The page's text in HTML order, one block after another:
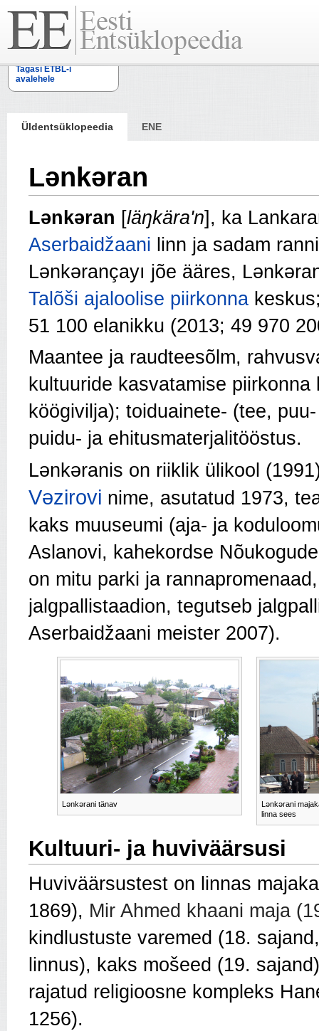
Tagasi ETBL-i
avalehele
Üldentsüklopeedia ENE
Lənkəran
Lənkəran [läŋkära'n], ka
Aserbaidžaani linn ja sadam
Lənkərançayı jõe ääres,
Talõši ajaloolise piirkonna
51 100 elanikku (2013; 49 970
Maantee ja raudteesõlm,
kultuuride kasvatamise
köögivilja); toiduainete- (tee,
puidu- ja ehitusmaterjalitööstus.
Lənkəranis on riiklik ü likool
Vəzirovi nime, asutatud 1973,
kaks muuseumi (aja- ja
Aslanovi, kahekordse
on mitu parki ja
jalgpallistaadion, tegutseb
Aserbaidžaani meister 2007).
Lənkərani tänav
Lənkərani
linna sees
Kultuuri- ja huviväärsusi
Huviväärsustest on linnas
1869), Mir Ahmed khaani maja
kindlustuste varemed (18.
linnus), kaks mošeed (19.
rajatud religioosne kompleks
1256).